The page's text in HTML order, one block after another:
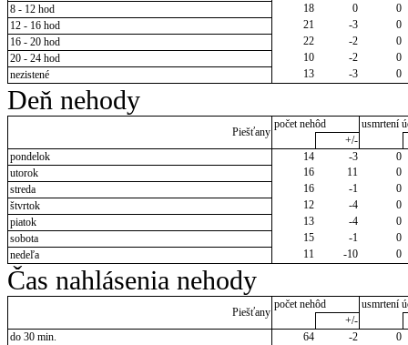
8 - 12 hod
18 0
0
12 - 16 hod
21 -3
0
16 - 20 hod
22 -2
0
20 - 24 hod
10 -2
0
nezistené
13 -3 0
Deň nehody
Piešťany
počet nehôd
usmrtení
+/-
pondelok
14 -3
0
utorok
16 11
0
streda
16 -1
0
štvrtok
12 -4
0
piatok
13 -4
0
sobota
15 -1
0
nedeľa
11 -10 0
Čas nahlásenia nehody
Piešťany
počet nehôd
usmrtení
+/-
do 30 min.
64 -2
0